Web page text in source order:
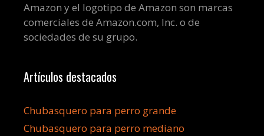
Amazon y el logotipo de Amazon son marcas
comerciales de Amazon.com, Inc. o de
sociedades de su grupo.
Artículos destacados
Chubasquero para perro grande
Chubasquero para perro mediano